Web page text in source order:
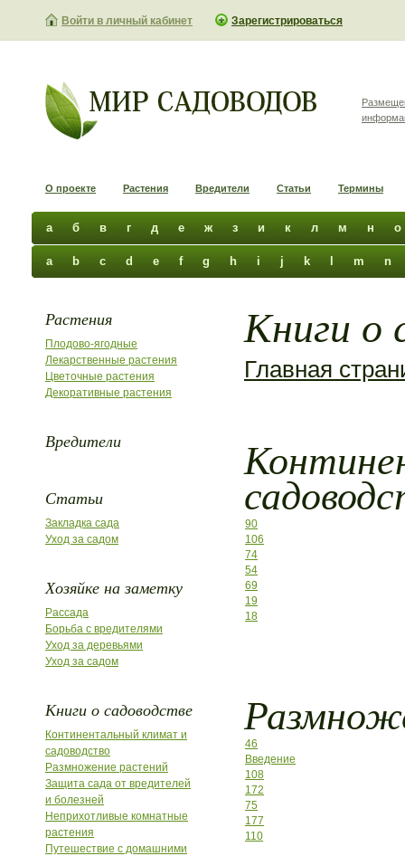
Войти в личный кабинет Зарегистрироваться
О проекте Растения Вредители Статьи Термины
а б в г д е ж з и к л м н о
a b c d e f g h i j k m n
Растения
Плодово-ягодные
Лекарственные растения
Цветочные растения
Декоративные растения
Вредители
Статьи
Закладка сада
Уход за садом
Хозяйке на заметку
Рассада
Борьба с вредителями
Уход за деревьями
Уход за садом
Книги о садоводстве
Континентальный климат и
садоводство
Размножение растений
Защита сада от вредителей
и болезней
Неприхотливые комнатные
растения
Путешествие с домашними
Книги о
Главная
90
106
74
54
69
19
18
46
Введение
108
172
75
177
110